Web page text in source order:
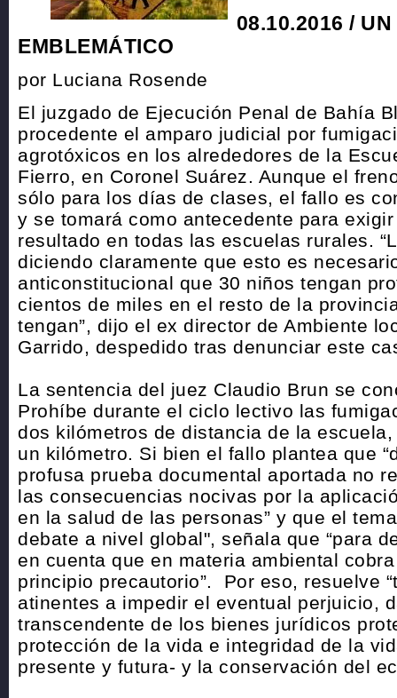
08.10.2016 /
EMBLEMÁTICO
por Luciana Rosende
El juzgado de Ejecución Penal de Bahía
procedente el amparo judicial por
agrotóxicos en los alrededores de la
Fierro, en Coronel Suárez. Aunque el
sólo para los días de clases, el fallo es
y se tomará como antecedente para
resultado en todas las escuelas rurales.
diciendo claramente que esto es
anticonstitucional que 30 niños tengan
cientos de miles en el resto de la
tengan”, dijo el ex director de Ambiente
Garrido, despedido tras denunciar este
La sentencia del juez Claudio Brun se
Prohíbe durante el ciclo lectivo las
dos kilómetros de distancia de la
un kilómetro. Si bien el fallo plantea que
profusa prueba documental aportada no
las consecuencias nocivas por la
en la salud de las personas” y que el
debate a nivel global", señala que “para
en cuenta que en materia ambiental
principio precautorio”. Por eso, resuelve
atinentes a impedir el eventual perjuicio,
transcendente de los bienes jurídicos
protección de la vida e integridad de la
presente y futura- y la conservación del